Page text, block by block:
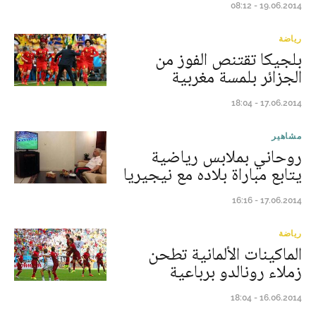
19.06.2014 - 08:12
رياضة
بلجيكا تقتنص الفوز من
الجزائر بلمسة مغربية
17.06.2014 - 18:04
مشاهير
روحاني بملابس رياضية
يتابع مباراة بلاده مع نيجيريا
17.06.2014 - 16:16
رياضة
الماكينات الألمانية تطحن
زملاء رونالدو برباعية
16.06.2014 - 18:04